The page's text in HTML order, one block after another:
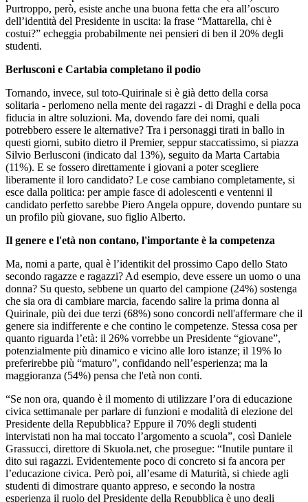
Purtroppo, però, esiste anche una buona fetta che era all’oscuro
dell’identità del Presidente in uscita: la frase “Mattarella, chi è
costui?” echeggia probabilmente nei pensieri di ben il 20% degli
studenti.
Berlusconi e Cartabia completano il podio
Tornando, invece, sul toto-Quirinale si è già detto della corsa
solitaria - perlomeno nella mente dei ragazzi - di Draghi e della poca
fiducia in altre soluzioni. Ma, dovendo fare dei nomi, quali
potrebbero essere le alternative? Tra i personaggi tirati in ballo in
questi giorni, subito dietro il Premier, seppur staccatissimo, si piazza
Silvio Berlusconi (indicato dal 13%), seguito da Marta Cartabia
(11%). E se fossero direttamente i giovani a poter scegliere
liberamente il loro candidato? Le cose cambiano completamente, si
esce dalla politica: per ampie fasce di adolescenti e ventenni il
candidato perfetto sarebbe Piero Angela oppure, dovendo puntare su
un profilo più giovane, suo figlio Alberto.
Il genere e l'età non contano, l'importante è la competenza
Ma, nomi a parte, qual è l’identikit del prossimo Capo dello Stato
secondo ragazze e ragazzi? Ad esempio, deve essere un uomo o una
donna? Su questo, sebbene un quarto del campione (24%) sostenga
che sia ora di cambiare marcia, facendo salire la prima donna al
Quirinale, più dei due terzi (68%) sono concordi nell'affermare che il
genere sia indifferente e che contino le competenze. Stessa cosa per
quanto riguarda l’età: il 26% vorrebbe un Presidente “giovane”,
potenzialmente più dinamico e vicino alle loro istanze; il 19% lo
preferirebbe più “maturo”, confidando nell’esperienza; ma la
maggioranza (54%) pensa che l'età non conti.
“Se non ora, quando è il momento di utilizzare l’ora di educazione
civica settimanale per parlare di funzioni e modalità di elezione del
Presidente della Repubblica? Eppure il 70% degli studenti
intervistati non ha mai toccato l’argomento a scuola”, così Daniele
Grassucci, direttore di Skuola.net, che prosegue: “Inutile puntare il
dito sui ragazzi. Evidentemente poco di concreto si fa ancora per
l’educazione civica. Però poi, all’esame di Maturità, si chiede agli
studenti di dimostrare quanto appreso, e secondo la nostra
esperienza il ruolo del Presidente della Repubblica è uno degli